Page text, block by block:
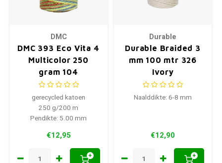
DMC
DMC 393 Eco Vita 4
Multicolor 250
gram 104
gerecycled katoen
250 g/200 m
Pendikte: 5.00 mm
€12,95
+
Durable
Durable Braided 3
mm 100 mtr 326
Ivory
Naalddikte: 6-8 mm
€12,90
+